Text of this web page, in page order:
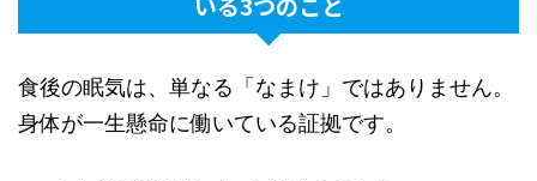
食後の眠気は、単なる「なまけ」ではありません。
身体が一生懸命に働いている証拠です。